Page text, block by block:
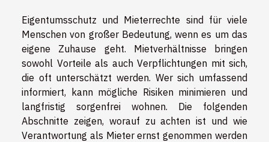
Eigentumsschutz und Mieterrechte sind für viele
Menschen von großer Bedeutung, wenn es um das
eigene Zuhause geht. Mietverhältnisse bringen
sowohl Vorteile als auch Verpflichtungen mit sich,
die oft unterschätzt werden. Wer sich umfassend
informiert, kann mögliche Risiken minimieren und
langfristig sorgenfrei wohnen. Die folgenden
Abschnitte zeigen, worauf zu achten ist und wie
Verantwortung als Mieter ernst genommen werden